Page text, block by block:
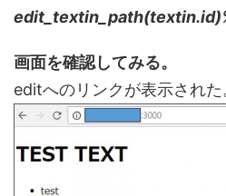
画面を確認してみる。
editへのリンクが表示された